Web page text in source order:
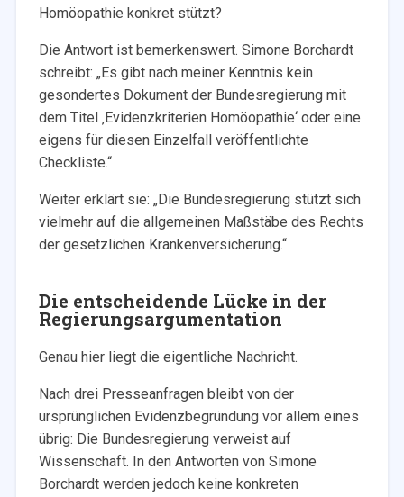
Homöopathie konkret stützt?
Die Antwort ist bemerkenswert. Simone Borchardt
schreibt: „Es gibt nach meiner Kenntnis kein
gesondertes Dokument der Bundesregierung mit
dem Titel ‚Evidenzkriterien Homöopathie‘ oder eine
eigens für diesen Einzelfall veröffentlichte
Checkliste.“
Weiter erklärt sie: „Die Bundesregierung stützt sich
vielmehr auf die allgemeinen Maßstäbe des Rechts
der gesetzlichen Krankenversicherung.“
Die entscheidende Lücke in der
Regierungsargumentation
Genau hier liegt die eigentliche Nachricht.
Nach drei Presseanfragen bleibt von der
ursprünglichen Evidenzbegründung vor allem eines
übrig: Die Bundesregierung verweist auf
Wissenschaft. In den Antworten von Simone
Borchardt werden jedoch keine konkreten